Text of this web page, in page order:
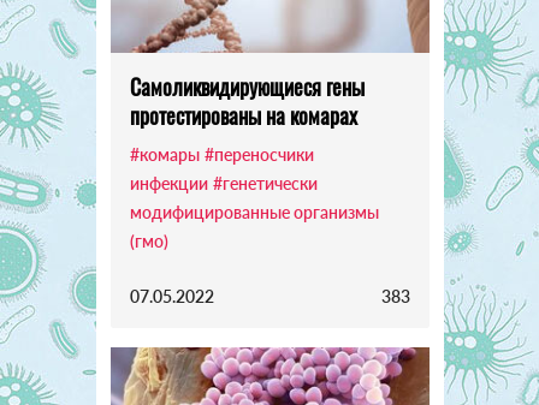
Самоликвидирующиеся гены
протестированы на комарах
#комары #переносчики
инфекции #генетически
модифицированные организмы
(гмо)
07.05.2022 383